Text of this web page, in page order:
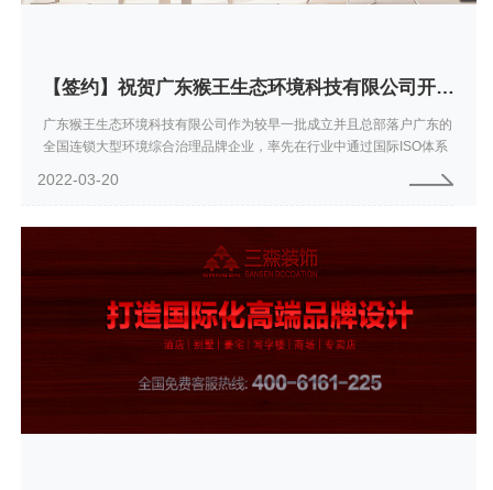
【签约】祝贺广东猴王生态环境科技有限公司开通4008003125服务热线欢迎咨询除甲醛业务
广东猴王生态环境科技有限公司作为较早一批成立并且总部落户广东的
全国连锁大型环境综合治理品牌企业，率先在行业中通过国际ISO体系
行业协会副会...
2022-03-20